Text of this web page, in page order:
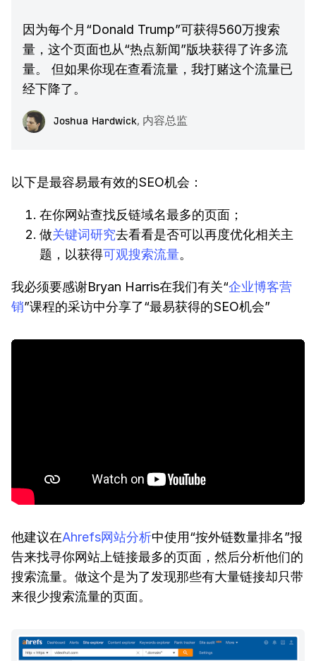
因为每个月“Donald Trump”可获得560万搜索
量，这个页面也从“热点新闻”版块获得了许多流
量。 但如果你现在查看流量，我打赌这个流量已
经下降了。
Joshua Hardwick, 内容总监
以下是最容易最有效的SEO机会：
在你网站查找反链域名最多的页面；
做关键词研究去看看是否可以再度优化相关主
题，以获得可观搜索流量。
我必须要感谢Bryan Harris在我们有关“企业博客营
销”课程的采访中分享了“最易获得的SEO机会”
他建议在Ahrefs网站分析中使用“按外链数量排名”报
告来找寻你网站上链接最多的页面，然后分析他们的
搜索流量。做这个是为了发现那些有大量链接却只带
来很少搜索流量的页面。